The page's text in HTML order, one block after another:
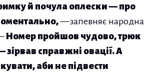
й почула оплески — про
—запевняє народна
Номер пройшов чудово, трюк
зірвав справжні овації. А
аби не підвести